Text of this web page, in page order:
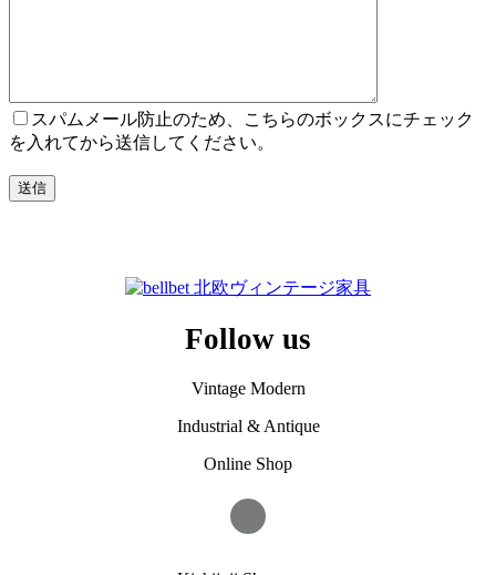
スパムメール防止のため、こちらのボックスにチェック
を入れてから送信してください。
Follow us
Vintage Modern
Industrial & Antique
Online Shop